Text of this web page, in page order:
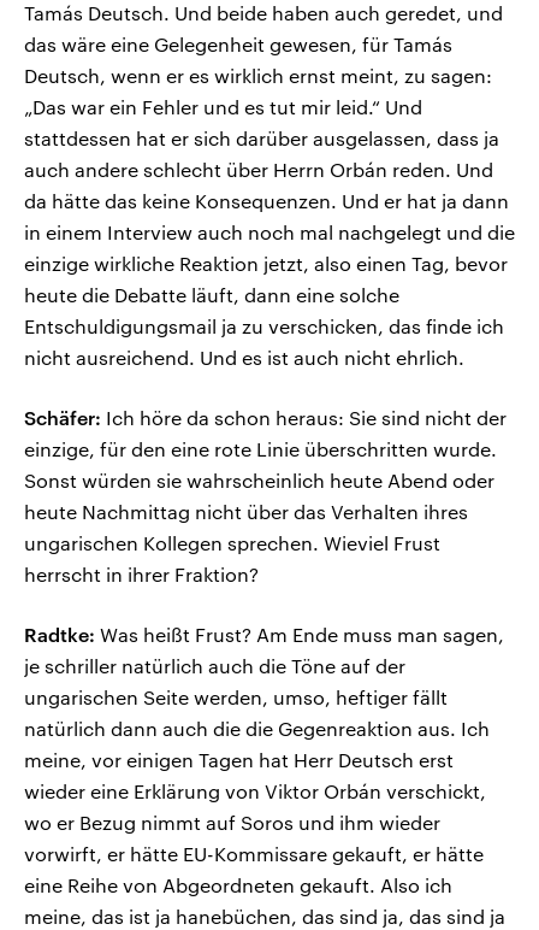
Tamás Deutsch. Und beide haben auch geredet, und
das wäre eine Gelegenheit gewesen, für Tamás
Deutsch, wenn er es wirklich ernst meint, zu sagen:
„Das war ein Fehler und es tut mir leid.“ Und
stattdessen hat er sich darüber ausgelassen, dass ja
auch andere schlecht über Herrn Orbán reden. Und
da hätte das keine Konsequenzen. Und er hat ja dann
in einem Interview auch noch mal nachgelegt und die
einzige wirkliche Reaktion jetzt, also einen Tag, bevor
heute die Debatte läuft, dann eine solche
Entschuldigungsmail ja zu verschicken, das finde ich
nicht ausreichend. Und es ist auch nicht ehrlich.
Schäfer: Ich höre da schon heraus: Sie sind nicht der
einzige, für den eine rote Linie überschritten wurde.
Sonst würden sie wahrscheinlich heute Abend oder
heute Nachmittag nicht über das Verhalten ihres
ungarischen Kollegen sprechen. Wieviel Frust
herrscht in ihrer Fraktion?
Radtke: Was heißt Frust? Am Ende muss man sagen,
je schriller natürlich auch die Töne auf der
ungarischen Seite werden, umso, heftiger fällt
natürlich dann auch die die Gegenreaktion aus. Ich
meine, vor einigen Tagen hat Herr Deutsch erst
wieder eine Erklärung von Viktor Orbán verschickt,
wo er Bezug nimmt auf Soros und ihm wieder
vorwirft, er hätte EU-Kommissare gekauft, er hätte
eine Reihe von Abgeordneten gekauft. Also ich
meine, das ist ja hanebüchen, das sind ja, das sind ja